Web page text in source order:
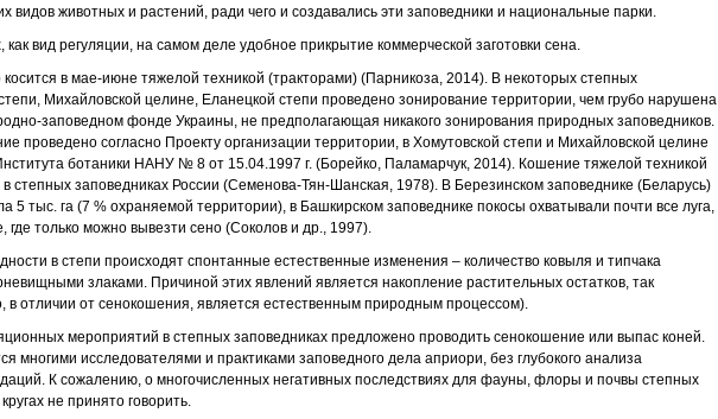
видов животных и растений, ради чего и создавались эти заповедники и национальные парки.
вид регуляции, на самом деле удобное прикрытие коммерческой заготовки сена.
косится в мае-июне тяжелой техникой (тракторами) (Парникоза, 2014). В некоторых степных
Михайловской целине, Еланецкой степи проведено зонирование территории, чем грубо нарушена
заповедном фонде Украины, не предполагающая никакого зонирования природных заповедников.
проведено согласно Проекту организации территории, в Хомутовской степи и Михайловской целине
ботаники НАНУ № 8 от 15.04.1997 г. (Борейко, Паламарчук, 2014). Кошение тяжелой техникой
степных заповедниках России (Семенова-Тян-Шанская, 1978). В Березинском заповеднике (Беларусь)
5 тыс. га (7 % охраняемой территории), в Башкирском заповеднике покосы охватывали почти все луга,
где только можно вывезти сено (Соколов и др., 1997).
в степи происходят спонтанные естественные изменения – количество ковыля и типчака
злаками. Причиной этих явлений является накопление растительных остатков, так
в отличии от сенокошения, является естественным природным процессом).
мероприятий в степных заповедниках предложено проводить сенокошение или выпас коней.
многими исследователями и практиками заповедного дела априори, без глубокого анализа
К сожалению, о многочисленных негативных последствиях для фауны, флоры и почвы степных
не принято говорить.